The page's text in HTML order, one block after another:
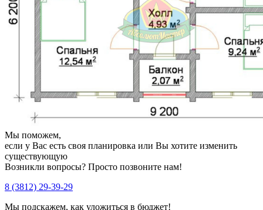
Мы поможем,
если у Вас есть своя планировка или Вы хотите изменить
существующую
Возникли вопросы? Просто позвоните нам!
8 (3812) 29-39-29
Мы подскажем, как уложиться в бюджет!